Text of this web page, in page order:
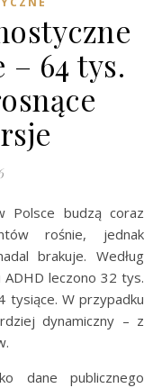
– 64 tys.
rośnie, jednak
brakuje. Według
leczono 32 tys.
tysiące. W przypadku
dynamiczny – z
dane publicznego